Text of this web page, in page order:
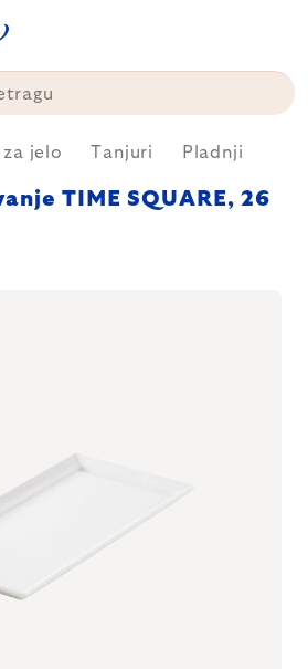
za jelo Tanjuri Pladnji
TIME SQUARE, 26